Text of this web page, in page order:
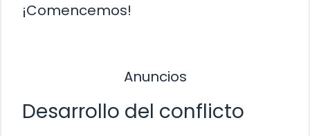
¡Comencemos!
Anuncios
Desarrollo del conflicto